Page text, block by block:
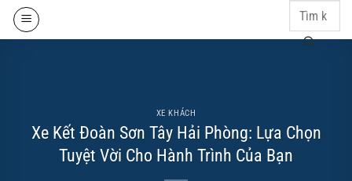
Skip
XE KHÁCH
Xe Kết Đoàn Sơn Tây Hải Phòng: Lựa Chọn
Tuyệt Vời Cho Hành Trình Của Bạn